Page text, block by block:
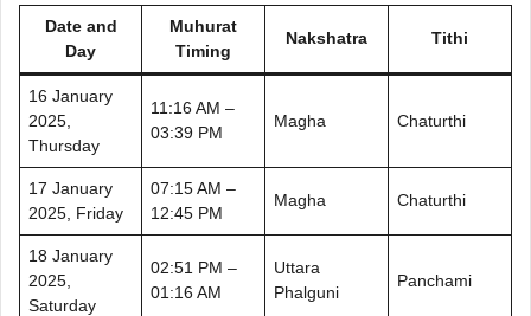
Date and
Day
Muhurat
Timing
Nakshatra Tithi
16 January
2025,
Thursday
11:16 AM –
03:39 PM
Magha Chaturthi
17 January
2025, Friday
07:15 AM –
12:45 PM
Magha Chaturthi
18 January
2025,
Saturday
02:51 PM –
01:16 AM
Uttara
Phalguni
Panchami